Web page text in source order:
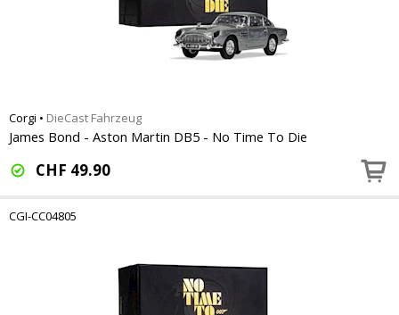
Corgi • DieCast Fahrzeug
James Bond - Aston Martin DB5 - No Time To Die
CHF 49.90
CGI-CC04805